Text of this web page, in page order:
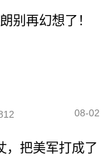
别再幻想了！
08-02
，把美军打成了